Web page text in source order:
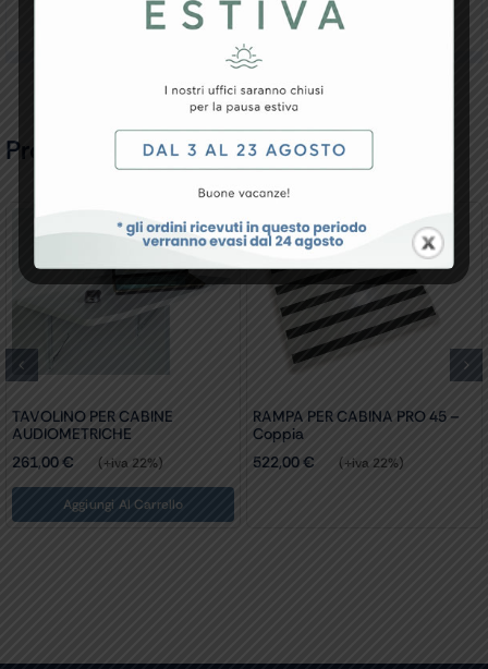
Recensioni
Prodotti Correlati
TAVOLINO PER CABINE
AUDIOMETRICHE
261,00€ (+iva 22%)
Aggiungi Al Carrello
RAMPA PER CABINA PRO 45 –
Coppia
522,00€ (+iva 22%)